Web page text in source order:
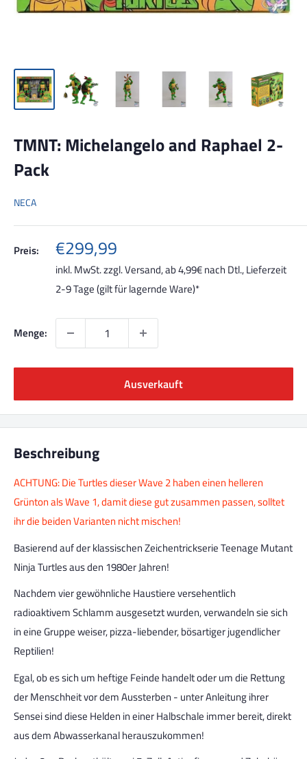
TMNT: Michelangelo and Raphael 2-
Pack
NECA
Preis: Sonderpreis
€299,99
inkl. MwSt. zzgl.Versand, ab 4,99€ nach Dtl., Lieferzeit
2-9 Tage (gilt für lagernde Ware)*
Menge:
Ausverkauft
Beschreibung
ACHTUNG: Die Turtles dieser Wave 2 haben einen helleren
Grünton als Wave 1, damit diese gut zusammen passen, solltet
ihr die beiden Varianten nicht mischen!
Basierend auf der klassischen Zeichentrickserie Teenage Mutant
Ninja Turtles aus den 1980er Jahren!
Nachdem vier gewöhnliche Haustiere versehentlich
radioaktivem Schlamm ausgesetzt wurden, verwandeln sie sich
in eine Gruppe weiser, pizza-liebender, bösartiger jugendlicher
Reptilien!
Egal, ob es sich um heftige Feinde handelt oder um die Rettung
der Menschheit vor dem Aussterben - unter Anleitung ihrer
Sensei sind diese Helden in einer Halbschale immer bereit, direkt
aus dem Abwasserkanal herauszukommen!